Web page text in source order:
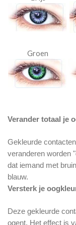
Groen
Verander totaal je
Gekleurde
veranderen worden
dat iemand met
blauw.
Versterk je
Deze gekleurde
ogent. Het effect is